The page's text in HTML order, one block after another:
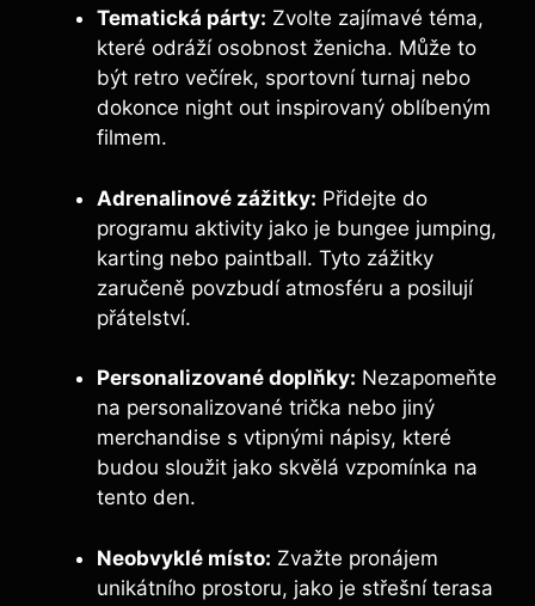
Tematická párty: Zvolte zajímavé téma,
které odráží osobnost ženicha. Může to
být retro ​večírek, sportovní turnaj nebo
dokonce night out inspirovaný oblíbeným
filmem.
Adrenalinové zážitky: Přidejte do
programu aktivity jako je bungee jumping,
karting nebo ⁤paintball. Tyto zážitky
zaručeně povzbudí atmosféru a ‍posilují
přátelství.
Personalizované doplňky: Nezapomeňte
na personalizované trička ‍nebo jiný⁢
merchandise s vtipnými nápisy, které‍
budou sloužit jako skvělá vzpomínka na
tento​ den.
Neobvyklé místo: Zvažte pronájem
unikátního⁣ prostoru,‍ jako je střešní terasa